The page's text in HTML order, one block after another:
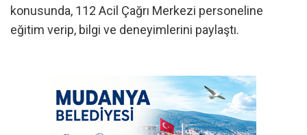
konusunda, 112 Acil Çağrı Merkezi personeline
eğitim verip, bilgi ve deneyimlerini paylaştı.